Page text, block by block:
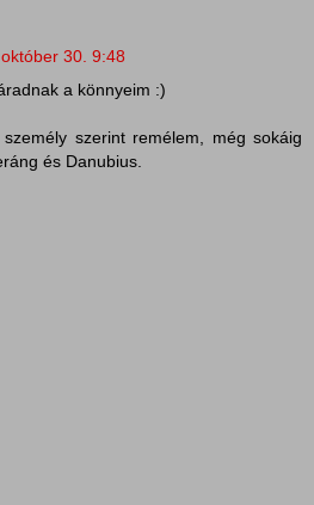
30. 9:48
a könnyeim :)
szerint remélem, még sokáig
és Danubius.